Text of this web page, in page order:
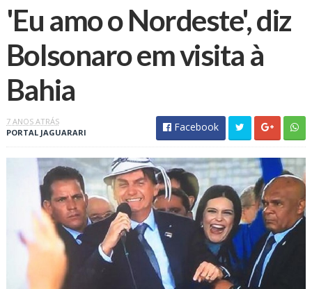
'Eu amo o Nordeste', diz
Bolsonaro em visita à
Bahia
7 ANOS ATRÁS
PORTAL JAGUARARI
Facebook